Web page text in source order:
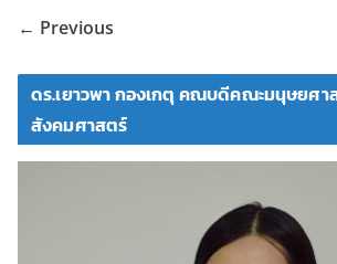
← Previous
ดร.เยาวพา กองเกตุ คณบดีคณะมนุษยศา
สังคมศาสตร์